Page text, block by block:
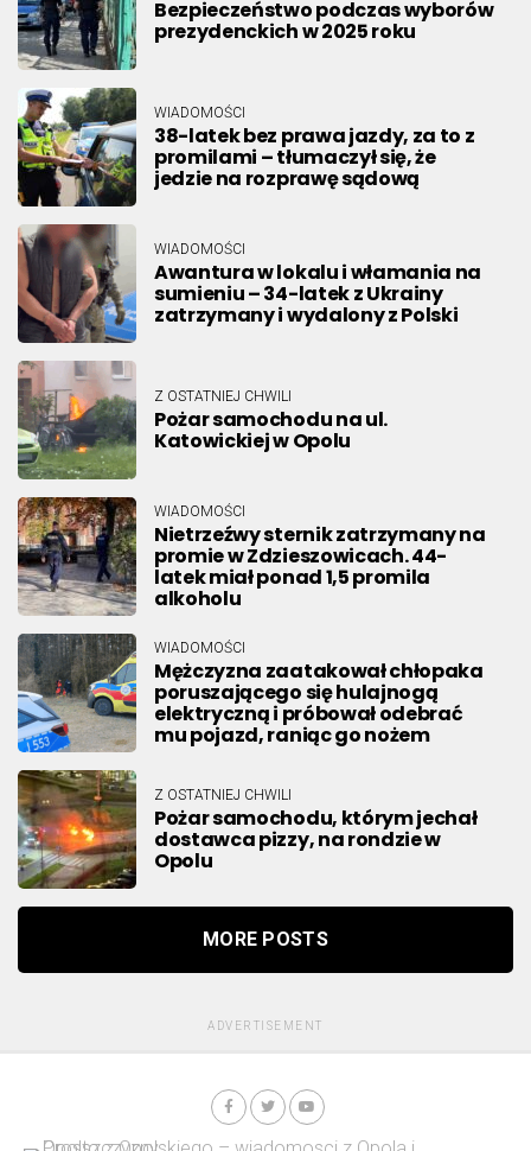
Bezpieczeństwo podczas wyborów
prezydenckich w 2025 roku
WIADOMOŚCI
38-latek bez prawa jazdy, za to z
promilami – tłumaczył się, że
jedzie na rozprawę sądową
WIADOMOŚCI
Awantura w lokalu i włamania na
sumieniu – 34-latek z Ukrainy
zatrzymany i wydalony z Polski
Z OSTATNIEJ CHWILI
Pożar samochodu na ul.
Katowickiej w Opolu
WIADOMOŚCI
Nietrzeźwy sternik zatrzymany na
promie w Zdzieszowicach. 44-
latek miał ponad 1,5 promila
alkoholu
WIADOMOŚCI
Mężczyzna zaatakował chłopaka
poruszającego się hulajnogą
elektryczną i próbował odebrać
mu pojazd, raniąc go nożem
Z OSTATNIEJ CHWILI
Pożar samochodu, którym jechał
dostawca pizzy, na rondzie w
Opolu
MORE POSTS
ADVERTISEMENT